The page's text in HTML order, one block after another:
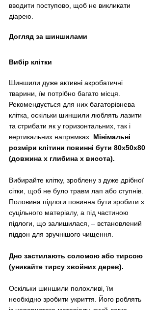
вводити поступово, щоб не викликати
діарею.
Догляд за шиншилами
Вибір клітки
Шиншили дуже активні акробатичні
тварини, їм потрібно багато місця.
Рекомендується для них багаторівнева
клітка, оскільки шиншили люблять лазити
та стрибати як у горизонтальних, так і
вертикальних напрямках. Мінімальні
розміри клітини повинні бути 80х50х80
(довжина x глибина x висота).
Вибирайте клітку, зроблену з дуже дрібної
сітки, щоб не було травм лап або ступнів.
Половина підлоги повинна бути зробити з
суцільного матеріалу, а під частиною
підлоги, що залишилася, – встановлений
піддон для зручнішого чищення.
Дно застилають соломою або тирсою
(уникайте тирсу хвойних дерев).
Оскільки шиншили полохливі, їм
необхідно зробити укриття. Його роблять